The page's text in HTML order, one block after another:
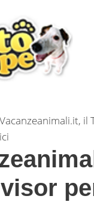
Vacanzeanimali.it, il